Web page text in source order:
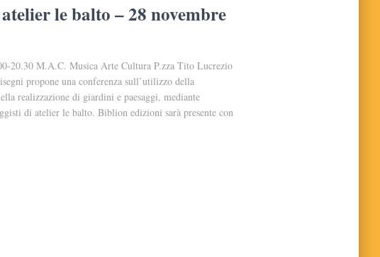
le balto – 28 novembre
20.30 M.A.C. Musica Arte Cultura P.zza Tito Lucrezio
propone una conferenza sull’utilizzo della
realizzazione di giardini e paesaggi, mediante
di atelier le balto. Biblion edizioni sarà presente con